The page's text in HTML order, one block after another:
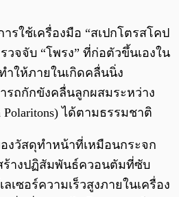
รใช้เครื่องมือ “สเปกโตรสโคป
วจจับ “โพรง” ที่ก่อตัวขึ้นเองใน
ำให้ภายในเกิดคลื่นนิ่ง
ารถกักขังคลื่นลูกผสมระหว่าง
Polaritons) ได้ตามธรรมชาติ
งวัสดุทำหน้าที่เหมือนกระจก
ร้างปฏิสัมพันธ์ควอนตัมที่ซับ
เซอร์ความเร็วสูงภายในเครื่อง